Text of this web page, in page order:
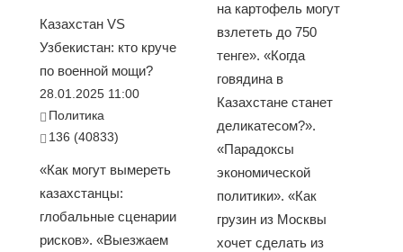
Казахстан VS
Узбекистан: кто круче
по военной мощи?
28.01.2025 11:00
Политика
136 (40833)
«Как могут вымереть
казахстанцы:
глобальные сценарии
рисков». «Выезжаем
на картофель могут
взлететь до 750
тенге». «Когда
говядина в
Казахстане станет
деликатесом?».
«Парадоксы
экономической
политики». «Как
грузин из Москвы
хочет сделать из